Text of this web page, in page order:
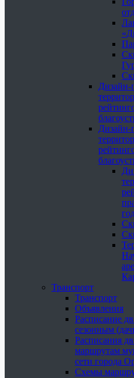
Дизайн-
Дизайн-
Транспорт
Транспорт
Объявления
Расписание
сезонным
Расписания
маршрутам
сети города
Схемы